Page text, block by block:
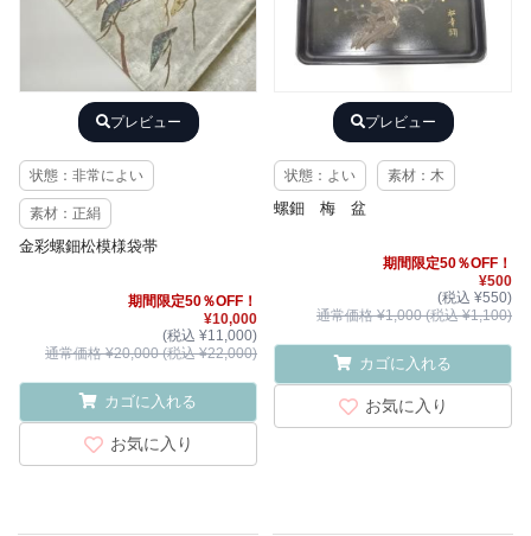
プレビュー
状態：非常によい
素材：正絹
金彩螺鈿松模様袋帯
期間限定50％OFF！
¥10,000
(税込 ¥11,000)
通常価格 ¥20,000 (税込 ¥22,000)
カゴに入れる
お気に入り
プレビュー
状態：よい 素材：木
螺鈿 梅 盆
期間限定50％OFF！
¥500
(税込 ¥550)
通常価格 ¥1,000 (税込 ¥1,100)
カゴに入れる
お気に入り